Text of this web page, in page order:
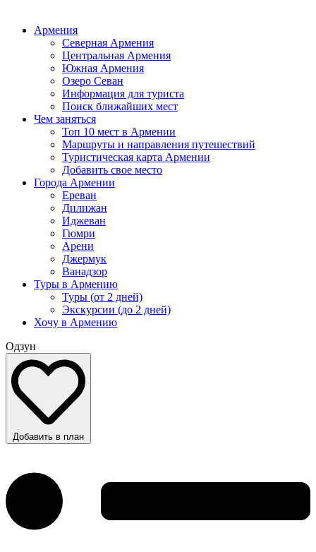
Армения
Северная Армения
Центральная Армения
Южная Армения
Озеро Севан
Информация для туриста
Поиск ближайших мест
Чем заняться
Топ 10 мест в Армении
Маршруты и направления путешествий
Туристическая карта Армении
Добавить свое место
Города Армении
Ереван
Дилижан
Иджеван
Гюмри
Арени
Джермук
Ванадзор
Туры в Армению
Туры (от 2 дней)
Экскурсии (до 2 дней)
Хочу в Армению
Одзун
Добавить в план